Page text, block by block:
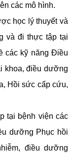
các mô hình.
học lý thuyết và
và đi thực tập tại
các kỹ năng Điều
khoa, điều dưỡng
Hồi sức cấp cứu,
tại bệnh viện các
dưỡng Phục hồi
điều dưỡng